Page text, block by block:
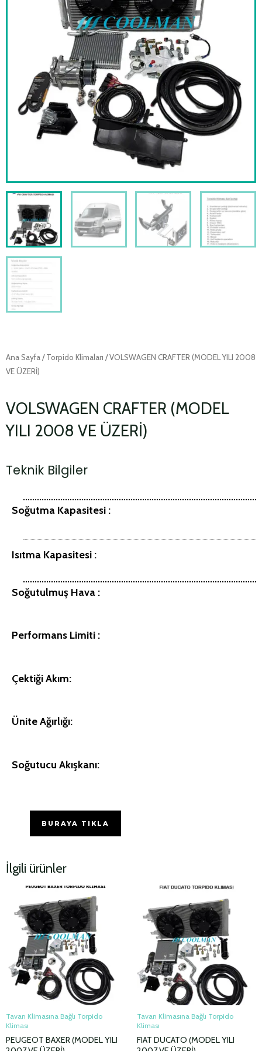
Ana Sayfa/Torpido Klimaları / VOLSWAGEN CRAFTER (MODEL YILI 2008
VE ÜZERİ)
VOLSWAGEN CRAFTER (MODEL
YILI 2008 VE ÜZERİ)
Teknik Bilgiler
Soğutma Kapasitesi :
Isıtma Kapasitesi :
Soğutulmuş Hava :
Performans Limiti :
Çektiği Akım:
Ünite Ağırlığı:
Soğutucu Akışkanı:
BURAYA TIKLA
İlgili ürünler
Tavan Klimasına Bağlı Torpido
Kliması
PEUGEOT BAXER (MODEL YILI
Tavan Klimasına Bağlı Torpido
Kliması
FIAT DUCATO (MODEL YILI